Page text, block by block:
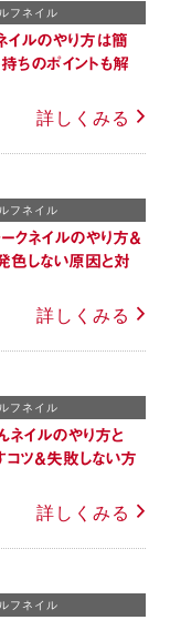
フネイル
ネイルのやり方は簡
ちのポイントも解
詳しくみる
フネイル
クネイルのやり方＆
色しない原因と対
詳しくみる
フネイル
ネイルのやり方と
コツ＆失敗しない方
詳しくみる
フネイル